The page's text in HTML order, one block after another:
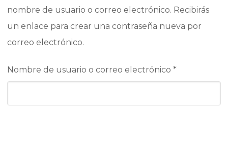
nombre de usuario o correo electrónico. Recibirás
un enlace para crear una contraseña nueva por
correo electrónico.
Nombre de usuario o correo electrónico *Obligatorio